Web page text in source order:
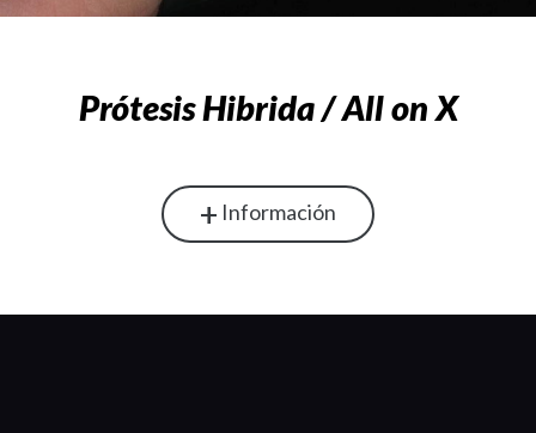
Prótesis Hibrida / All on X
+ Información